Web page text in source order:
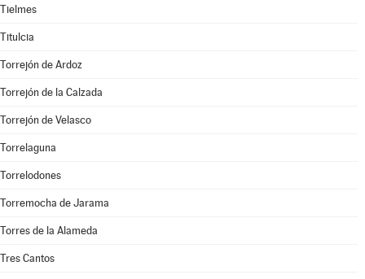
Tielmes
Titulcia
Torrejón de Ardoz
Torrejón de la Calzada
Torrejón de Velasco
Torrelaguna
Torrelodones
Torremocha de Jarama
Torres de la Alameda
Tres Cantos